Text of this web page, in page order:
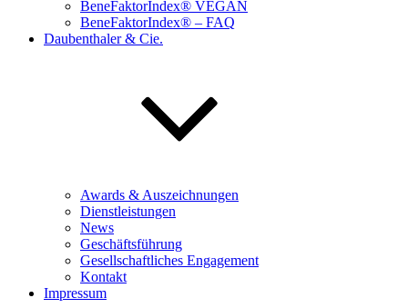
BeneFaktorIndex® VEGAN
BeneFaktorIndex® – FAQ
Daubenthaler & Cie.
Awards & Auszeichnungen
Dienstleistungen
News
Geschäftsführung
Gesellschaftliches Engagement
Kontakt
Impressum